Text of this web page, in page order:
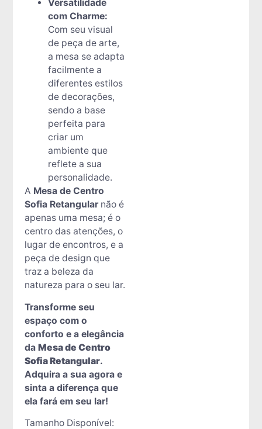
Versatilidade
com Charme:
Com seu visual
de peça de arte,
a mesa se adapta
facilmente a
diferentes estilos
de decorações,
sendo a base
perfeita para
criar um
ambiente que
reflete a sua
personalidade.
A Mesa de Centro
Sofia Retangularnão é
apenas uma mesa; é o
centro das atenções, o
lugar de encontros, e a
peça de design que
traz a beleza da
natureza para o seu lar.
Transforme seu
espaço com o
conforto e a elegância
da Mesa de Centro
Sofia Retangular.
Adquira a sua agora e
sinta a diferença que
ela fará em seu lar!
Tamanho Disponível: